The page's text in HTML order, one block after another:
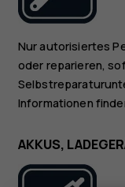
Nur autorisiertes
oder reparieren,
Informationen
AKKUS,